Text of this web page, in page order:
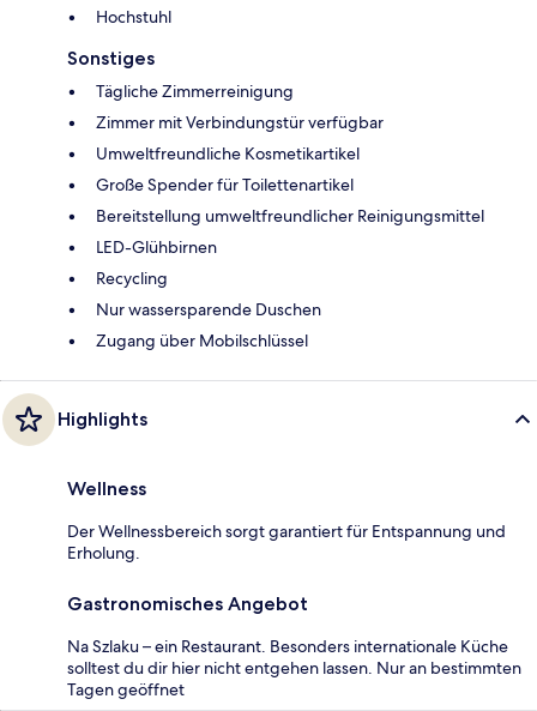
Hochstuhl
Sonstiges
Tägliche Zimmerreinigung
Zimmer mit Verbindungstür verfügbar
Umweltfreundliche Kosmetikartikel
Große Spender für Toilettenartikel
Bereitstellung umweltfreundlicher Reinigungsmittel
LED-Glühbirnen
Recycling
Nur wassersparende Duschen
Zugang über Mobilschlüssel
Highlights
Wellness
Der Wellnessbereich sorgt garantiert für Entspannung und
Erholung.
Gastronomisches Angebot
Na Szlaku – ein Restaurant. Besonders internationale Küche
solltest du dir hier nicht entgehen lassen. Nur an bestimmten
Tagen geöffnet